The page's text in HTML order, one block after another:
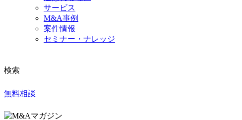
サービス
M&A事例
案件情報
セミナー・ナレッジ
検索
無料相談